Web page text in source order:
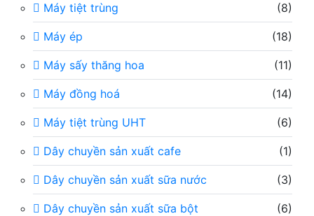
Máy tiệt trùng (8)
Máy ép (18)
Máy sấy thăng hoa (11)
Máy đồng hoá (14)
Máy tiệt trùng UHT (6)
Dây chuyền sản xuất cafe (1)
Dây chuyền sản xuất sữa nước (3)
Dây chuyền sản xuất sữa bột
(6)